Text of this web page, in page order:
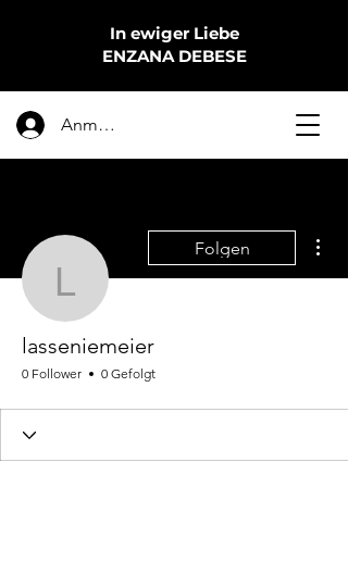
In ewiger Liebe
ENZANA DEBESE
Anmelden
lasseniemeier
Folgen
lasseniemeier
0 Follower 0 Gefolgt